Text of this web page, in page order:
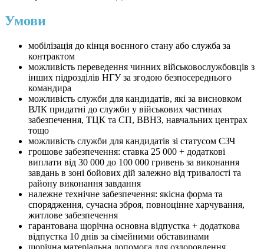
Умови
мобілізація до кінця воєнного стану або служба за
контрактом
можливість переведення чинних військовослужбовців з
інших підрозділів НГУ за згодою безпосереднього
командира
можливість служби для кандидатів, які за висновком
ВЛК придатні до служби у військових частинах
забезпечення, ТЦК та СП, ВВНЗ, навчальних центрах
тощо
можливість служби для кандидатів зі статусом СЗЧ
грошове забезпечення: ставка 25 000 + додаткові
виплати від 30 000 до 100 000 гривень за виконання
завдань в зоні бойових дій залежно від тривалості та
району виконання завдання
належне технічне забезпечення: якісна форма та
спорядження, сучасна зброя, повноцінне харчування,
житлове забезпечення
гарантована щорічна основна відпустка + додаткова
відпустка 10 днів за сімейними обставинами
щорічна матеріальна допомога для оздоровлення